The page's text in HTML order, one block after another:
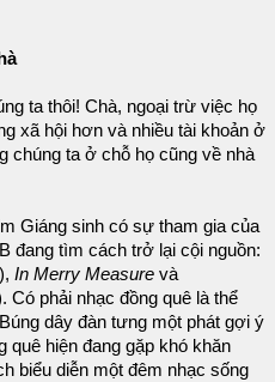
ta thôi! Chà, ngoại trừ việc họ
xã hội hơn và nhiều tài khoản ở
chúng ta ở chỗ họ cũng về nhà
Giáng sinh có sự tham gia của
đang tìm cách trở lại cội nguồn:
In Merry Measure và
Có phải nhạc đồng quê là thể
dây đàn tưng một phát gợi ý
quê hiện đang gặp khó khăn
biểu diễn một đêm nhạc sống